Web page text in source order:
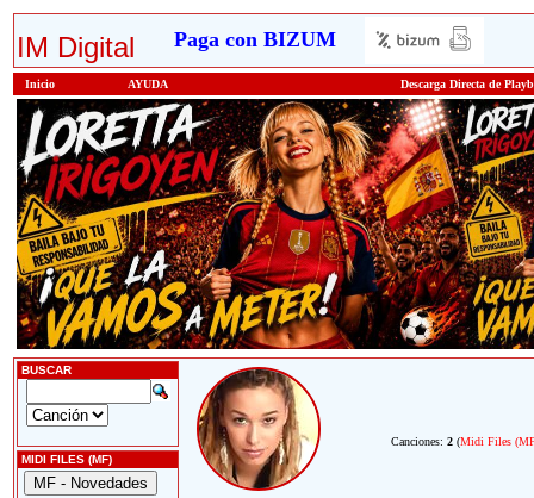
IM Digital Paga con BIZUM
Inicio AYUDA Descarga Directa de
BUSCAR
MIDI FILES (MF)
Canciones: 2 (Midi Files